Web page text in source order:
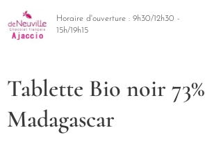
Horaire d'ouverture : 9h30/12h30 -
15h/19h15
Tablette Bio noir 73%
Madagascar